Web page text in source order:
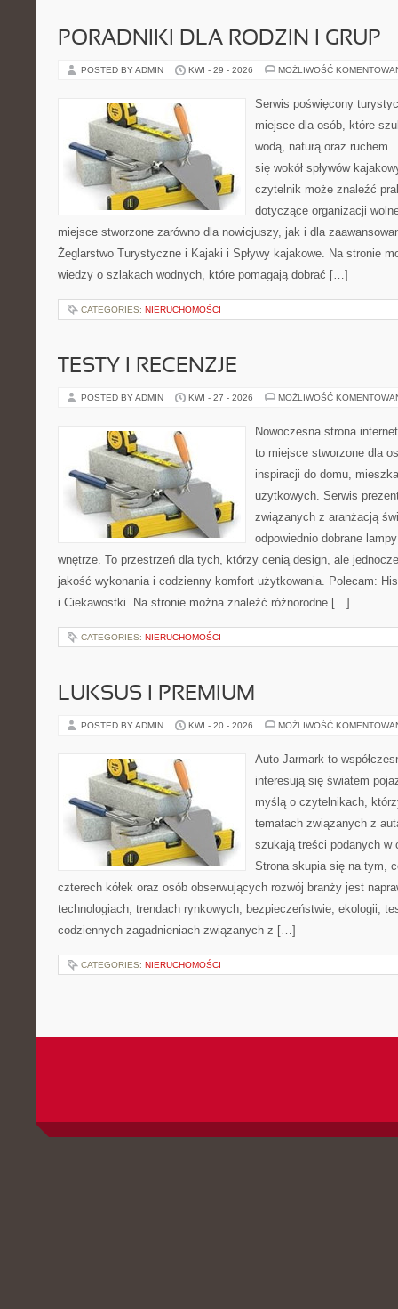
PORADNIKI DLA RODZIN I GRUP
POSTED BY ADMIN KWI - 29 - 2026 MOŻLIWOŚĆ
Serwis poświęcony
miejsce dla osób, które
wodą, naturą oraz ruchem.
się wokół spływów
czytelnik może znaleźć
dotyczące organizacji
miejsce stworzone zarówno dla nowicjuszy, jak i dla
Żeglarstwo Turystyczne i Kajaki i Spływy kajakowe. Na stronie
wiedzy o szlakach wodnych, które pomagają dobrać […]
CATEGORIES: NIERUCHOMOŚCI
TESTY I RECENZJE
POSTED BY ADMIN KWI - 27 - 2026 MOŻLIWOŚĆ
Nowoczesna strona
to miejsce stworzone dla
inspiracji do domu,
użytkowych. Serwis
związanych z aranżacją
odpowiednio dobrane
wnętrze. To przestrzeń dla tych, którzy cenią design, ale
jakość wykonania i codzienny komfort użytkowania. Polecam:
i Ciekawostki. Na stronie można znaleźć różnorodne […]
CATEGORIES: NIERUCHOMOŚCI
LUKSUS I PREMIUM
POSTED BY ADMIN KWI - 20 - 2026 MOŻLIWOŚĆ
Auto Jarmark to
interesują się światem
myślą o czytelnikach,
tematach związanych z
szukają treści podanych
Strona skupia się na tym,
czterech kółek oraz osób obserwujących rozwój branży jest
technologiach, trendach rynkowych, bezpieczeństwie, ekologii,
codziennych zagadnieniach związanych z […]
CATEGORIES: NIERUCHOMOŚCI